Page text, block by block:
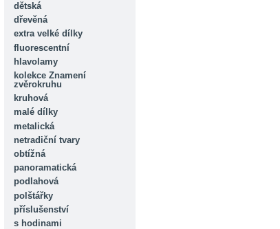
dětská
dřevěná
extra velké dílky
fluorescentní
hlavolamy
kolekce Znamení
zvěrokruhu
kruhová
malé dílky
metalická
netradiční tvary
obtížná
panoramatická
podlahová
polštářky
příslušenství
s hodinami